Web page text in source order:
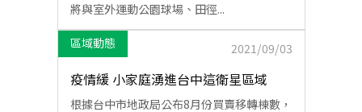
將與室外運動公園球場、田徑...
區域動態 2021/09/03
疫情緩 小家庭湧進台中這衛星區域
根據台中市地政局公布8月份買賣移轉棟數，